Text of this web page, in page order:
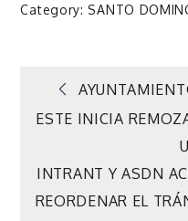
Category: SANTO
entradas
ESTE INICIA
INTRANT Y ASDN
REORDENAR EL